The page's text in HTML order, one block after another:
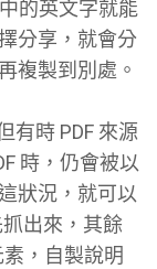
的英文字就能
分享，就會分
複製到別處。
有時 PDF 來源
時，仍會被以
狀況，就可以
出來，其餘
，自製說明